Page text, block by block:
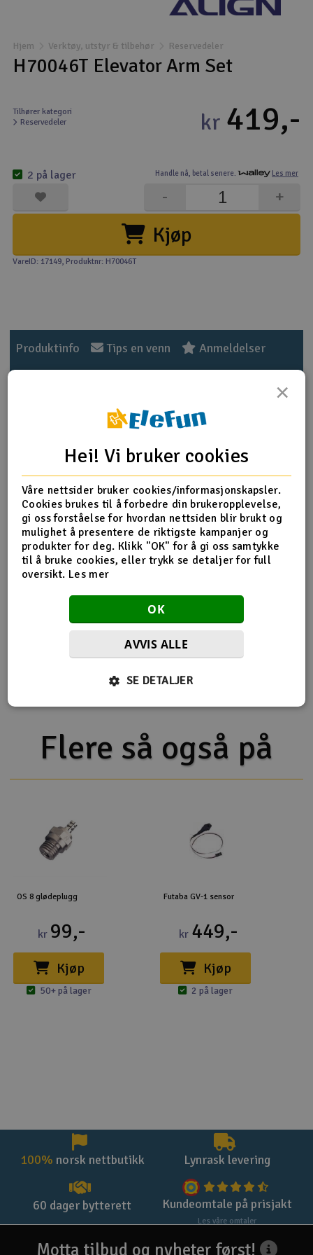
Droner
Fly
Helikopter
Kamerautstyr
Modellbygging, LEGO & byggesett
Modelljernbane
Outlet
Radioutstyr
Smarthjem, lek & hobby
Solenergi
Sparkesykler & elkjøretøy
Verktøy, utstyr & tilbehør
Hjem Verktøy, utstyr & tilbehør Reservedeler
H70046T Elevator Arm Set
Tilhører kategori
Reservedeler
Handle nå, betal senere. Les mer
kr 419,-
Kjøp
+
-
2 på lager
VareID: 17149, Produktnr: H70046T
Produktinfo Tips en venn Anmeldelser
Produktinformasjon
6061-T6 Aluminum alloy material and CNC processed?
Use for T-REX 700E.
Elevator arm x 1
Elevator lever x 1
Bearing F683ZZ x 2(F3xF7x3mm)
M4 Set screw x 1(M4x4mm)
Socket button head screw x 2(M3x8mm)
Socket screw x 1(M3x8mm)
Elevator ball link x 1
Linkage ball B(M3x4) x 2(F5x12mm)
Produktet er
Reservedeler Align T-Rex 700
Flere så også på
OS 8 glødeplugg
kr 99,-
Kjøp
50+ på lager
Futaba GV-1 sensor
kr 449,-
Kjøp
2 på lager
100% norsk nettbutikk Lynrask levering
60 dager bytterett Kundeomtale på prisjakt
Les våre omtaler
Motta tilbud og nyheter først!
×
Hei! Vi bruker cookies
Våre nettsider bruker cookies/informasjonskapsler.
Cookies brukes til å forbedre din brukeropplevelse,
gi oss forståelse for hvordan nettsiden blir brukt og
mulighet å presentere de riktigste kampanjer og
produkter for deg. Klikk "OK" for å gi oss samtykke
til å bruke cookies, eller trykk se detaljer for full
oversikt. Les mer
OK
AVVIS ALLE
SE DETALJER